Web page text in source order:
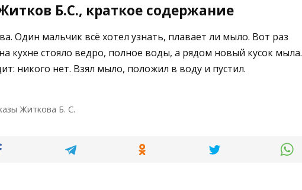
Б.С., краткое содержание
Один мальчик всё хотел узнать, плавает ли мыло. Вот раз
кухне стояло ведро, полное воды, а рядом новый кусок мыла.
никого нет. Взял мыло, положил в воду и пустил.
Житкова Б. С.